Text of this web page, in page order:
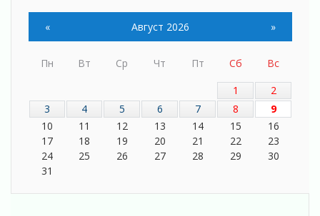
«Результат командный, заслуга каждого
ведомства и муниципалитета»
Вдохновлять, просвещать и объединять!
05 августа 2026
Не оставят в беде
05 августа 2026
На лидирующих позициях
« Август 2026 »
Пн Вт Ср Чт Пт Сб
Вс
1
2
3
4 5 6 7 8
9
10
11 12 13 14 15
16
17
18 19 20 21 22
23
24
25 26 27 28 29
30
31